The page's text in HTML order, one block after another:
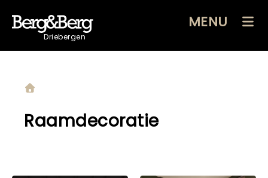
Driebergen
MENU
Raamdecoratie